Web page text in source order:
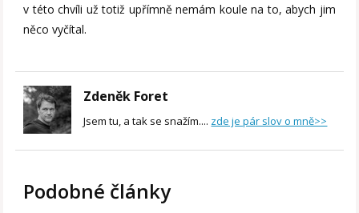
v této chvíli už totiž upřímně nemám koule na to, abych jim
něco vyčítal.
Zdeněk Foret
Jsem tu, a tak se snažím.... zde je pár slov o mně>>
Podobné články